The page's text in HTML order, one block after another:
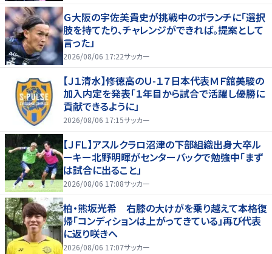
Ｇ大阪の宇佐美貴史が挑戦中のボランチに「選択
肢を持てたり、チャレンジができれば。提案として
言った」
2026/08/06 17:22サッカー
【Ｊ１清水】修徳高のＵ-１７日本代表ＭＦ舘美駿の
加入内定を発表「１年目から試合で活躍し優勝に
貢献できるように」
2026/08/06 17:15サッカー
【ＪＦＬ】アスルクラロ沼津の下部組織出身大卒ル
ーキー北野明暉がセンターバックで勉強中「まず
は試合に出ること」
2026/08/06 17:08サッカー
柏・熊坂光希 右膝の大けがを乗り越えて本格復
帰「コンディションは上がってきている」再び代表
に返り咲きへ
2026/08/06 17:07サッカー